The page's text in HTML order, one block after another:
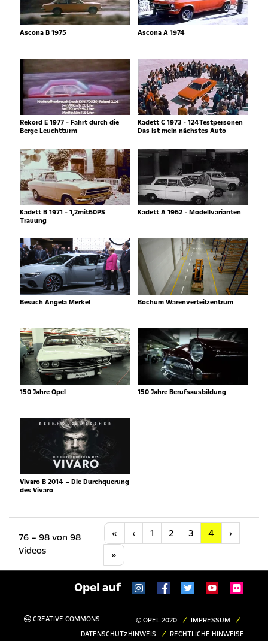
Ascona B 1975 Ascona A 1974
Rekord E 1977 - Fahrt durch die
Berge Leuchtturm
Kadett C 1973 - 124Testpersonen
Das ist mein nächstes Auto
Kadett B 1971 - 1,2mit60PS
Trauung
Kadett A 1962 - Modellvarianten
Besuch Angela Merkel Bochum Warenverteilzentrum
150 Jahre Opel 150 Jahre Berufsausbildung
Vivaro B 2014 – Die Durchquerung
des Vivaro
76 – 98 von 98
Videos
« Anfang
‹ Vorherige
1 2 3 4 ›Nächste
»
Opel auf
CREATIVE COMMONS © OPEL 2020
IMPRESSUM
DATENSCHUTZHINWEIS
RECHTLICHE HINWEISE